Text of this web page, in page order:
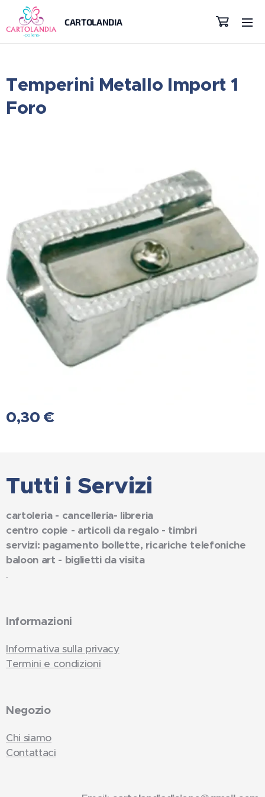
CARTOLANDIA
Temperini Metallo Import 1
Foro
0,30 €
Tutti i Servizi
cartoleria - cancelleria- libreria
centro copie - articoli da regalo - timbri
servizi: pagamento bollette, ricariche telefoniche
baloon art - biglietti da visita
.
Informazioni
Informativa sulla privacy
Termini e condizioni
Negozio
Chi siamo
Contattaci